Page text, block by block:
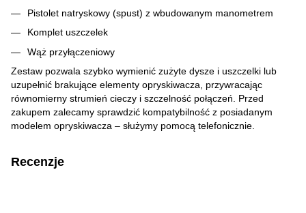
Pistolet natryskowy (spust) z wbudowanym manometrem
Komplet uszczelek
Wąż przyłączeniowy
Zestaw pozwala szybko wymienić zużyte dysze i uszczelki lub
uzupełnić brakujące elementy opryskiwacza, przywracając
równomierny strumień cieczy i szczelność połączeń. Przed
zakupem zalecamy sprawdzić kompatybilność z posiadanym
modelem opryskiwacza – służymy pomocą telefonicznie.
Recenzje